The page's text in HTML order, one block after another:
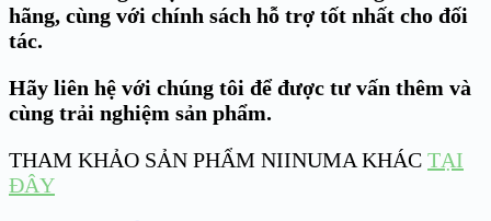
hãng, cùng với chính sách hỗ trợ tốt nhất cho đối
tác.
Hãy liên hệ với chúng tôi để được tư vấn thêm và
cùng trải nghiệm sản phẩm.
THAM KHẢO SẢN PHẨM NIINUMA KHÁC TẠI
ĐÂY